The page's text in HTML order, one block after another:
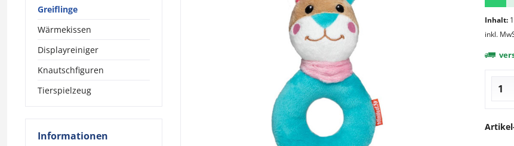
Greiflinge
Wärmekissen
Displayreiniger
Knautschfiguren
Tierspielzeug
Informationen
Inhalt:
inkl.